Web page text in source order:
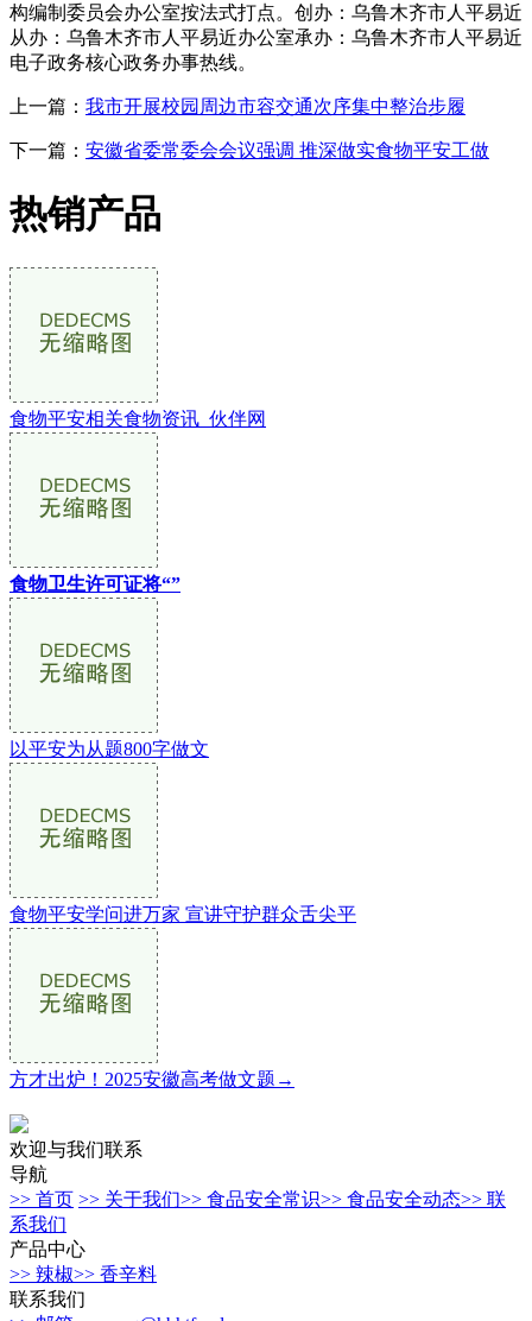
构编制委员会办公室按法式打点。创办：乌鲁木齐市人平易近
从办：乌鲁木齐市人平易近办公室承办：乌鲁木齐市人平易近
电子政务核心政务办事热线。
上一篇： 我市开展校园周边市容交通次序集中整治步履
下一篇： 安徽省委常委会会议强调 推深做实食物平安工做
热销产品
食物平安相关食物资讯_伙伴网
食物卫生许可证将“”
以平安为从题800字做文
食物平安学问进万家 宣讲守护群众舌尖平
方才出炉！2025安徽高考做文题→
欢迎与我们联系
导航
>> 首页 >> 关于我们>> 食品安全常识>> 食品安全动态>> 联
系我们
产品中心
>> 辣椒>> 香辛料
联系我们